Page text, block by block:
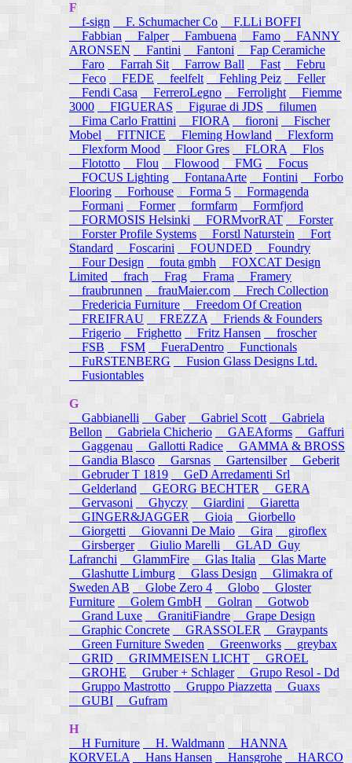
F
f-sign
F. Schumacher Co
F.LLi BOFFI
Fabbian
Falper Fambuena Famo
FANNY
ARONSEN
Fantini Fantoni
Fap Ceramiche
Faro
Farrah Sit Farrow Ball Fast
Febru
Feco
FEDE feelfelt Fehling Peiz
Feller
Fendi Casa
FerreroLegno Ferrolight
Fiemme
3000
FIGUERAS Figurae di JDS
filumen
Fima Carlo Frattini
FIORA fioroni
Fischer
Mobel
FITNICE Fleming Howland
Flexform
Flexform Mood
Floor Gres FLORA
Flos
Flototto
Flou Flowood FMG
Focus
FOCUS Lighting
FontanaArte Fontini
Forbo
Flooring
Forhouse Forma 5
Formagenda
Formani
Former formfarm
Formfjord
FORMOSIS Helsinki
FORMvorRAT
Forster
Forster Profile Systems
Forstl Naturstein
Fort
Standard
Foscarini FOUNDED
Foundry
Four Design
fouta gmbh
FOXCAT Design
Limited
frach Frag Frama
Framery
fraubrunnen
frauMaier.com
Frech Collection
Fredericia Furniture
Freedom Of Creation
FREIFRAU
FREZZA
Friends & Founders
Frigerio
Frighetto Fritz Hansen
froscher
FSB
FSM FueraDentro
Functionals
FuRSTENBERG
Fusion Glass Designs Ltd.
Fusiontables
G
Gabbianelli
Gaber Gabriel Scott
Gabriela
Bellon
Gabriela Chicherio GAEAforms
Gaffuri
Gaggenau
Gallotti Radice
GAMMA & BROSS
Gandia Blasco
Garsnas Gartensilber
Geberit
Gebruder T 1819
GeD Arredamenti Srl
Gelderland
GEORG BECHTER
GERA
Gervasoni
Ghyczy Giardini
Giaretta
GINGER&JAGGER
Gioia
Giorbello
Giorgetti
Giovanni De Maio Gira
giroflex
Girsberger
Giulio Marelli
GLAD_Guy
Lafranchi
GlammFire Glas Italia
Glas Marte
Glashutte Limburg
Glass Design
Glimakra of
Sweden AB
Globe Zero 4 Globo
Gloster
Furniture
Golem GmbH Golran
Gotwob
Grand Luxe
GranitiFiandre
Grape Design
Graphic Concrete
GRASSOLER
Graypants
Green Furniture Sweden
Greenworks
greybax
GRID
GRIMMEISEN LICHT
GROEL
GROHE
Gruber + Schlager
Grupo Resol - Dd
Gruppo Mastrotto
Gruppo Piazzetta
Guaxs
GUBI
Gufram
H
H Furniture
H. Waldmann
HANNA
KORVELA
Hans Hansen Hansgrohe HARCO